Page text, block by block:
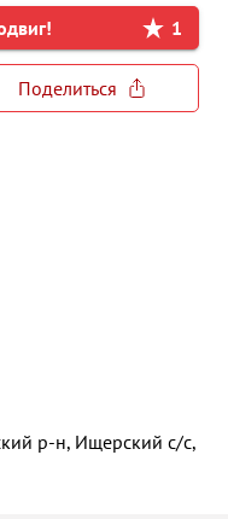
1
Поделиться
р-н, Ищерский с/с,